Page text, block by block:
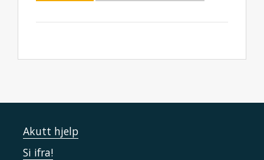
Akutt hjelp
Si ifra!